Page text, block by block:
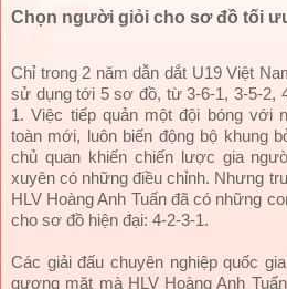
Chọn người giỏi cho sơ đồ tối
Chỉ trong 2 năm dẫn dắt U19 Việt
sử dụng tới 5 sơ đồ, từ 3-6-1, 3-5-2,
1. Việc tiếp quản một đội bóng với
toàn mới, luôn biến động bộ khung
chủ quan khiến chiến lược gia
xuyên có những điều chỉnh. Nhưng
HLV Hoàng Anh Tuấn đã có những
cho sơ đồ hiện đại: 4-2-3-1.
Các giải đấu chuyên nghiệp quốc
gương mặt mà HLV Hoàng Anh